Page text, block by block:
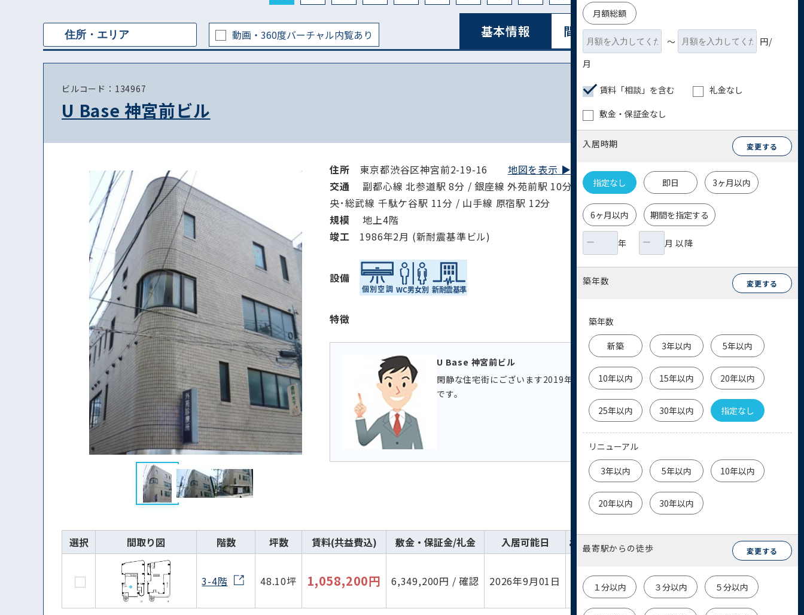
月額総額
〜
円/
月
賃料「相談」を含む
礼金なし
敷金・保証金なし
入居時期 変更する
指定なし 即日 3ヶ月以内
6ヶ月以内 期間を指定する
年 月 以降
築年数 変更する
築年数
新築 3年以内 5年以内
10年以内 15年以内 20年以内
25年以内 30年以内 指定なし
リニューアル
3年以内 5年以内 10年以内
20年以内 30年以内
最寄駅からの徒歩 変更する
１分以内 ３分以内 ５分以内
動画・360度バーチャル内覧あり 基本情報 間取り図表⽰ リスト表⽰
ビルコード：134967
U Base 神宮前ビル
住所 東京都渋谷区神宮前2-19-16 地図を表示 ▶︎
交通
副都心線 北参道駅 8分 / 銀座線 外苑前駅 10分 / 大江戸線 国立競技場駅 11分 / 中
央･総武線 千駄ケ谷駅 11分 / 山手線 原宿駅 12分
規模
地上4階
竣⼯ 1986年2月 (新耐震基準ビル)
設備
特徴
U Base 神宮前ビル
閑静な住宅街にございます2019年内装・外装大規模リノベーション物件
です。
選択 間取り図 階数 坪数 賃料(共益費込) 敷金・保証金/礼金 入居可能日 お気に入り 詳細 お問い合わせ
3-4階 48.10坪 1,058,200円 6,349,200円 / 確認 2026年9月01日
詳細を
見る
物件
お問い合わせ